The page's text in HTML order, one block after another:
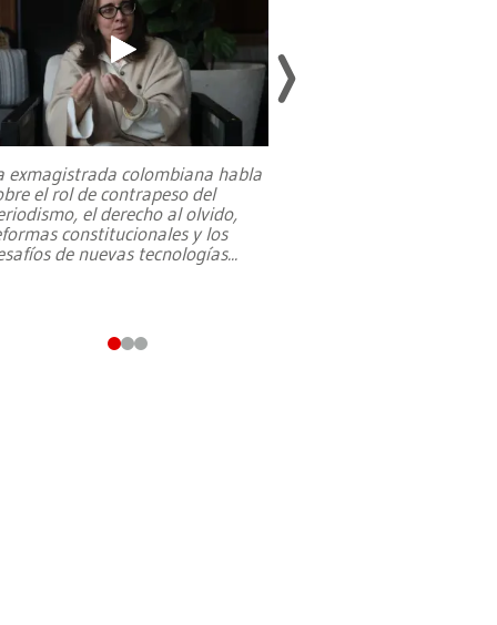
exmagistrada colombiana habla
el rol de contrapeso del
el derecho al olvido,
constitucionales y los
de nuevas tecnologías...